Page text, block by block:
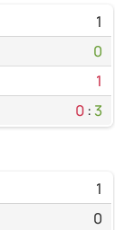
1
0
1
0 : 3
1
0